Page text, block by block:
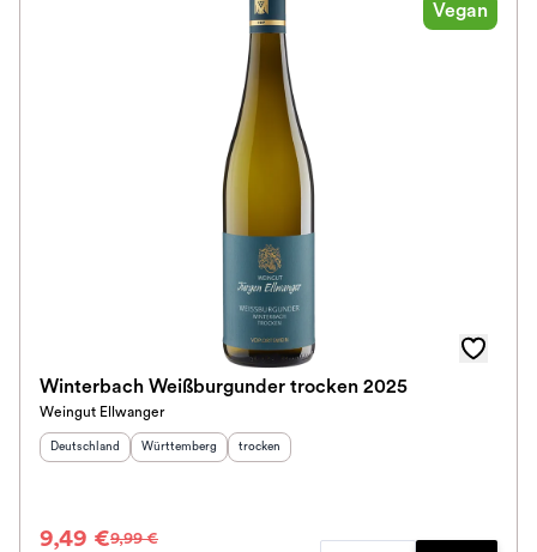
Vegan
Winterbach Weißburgunder trocken 2025
Weingut Ellwanger
Herkunftsland
Deutschland Herkunftsregion
Württemberg Geschmack
trocken
9,49 €9,99 €